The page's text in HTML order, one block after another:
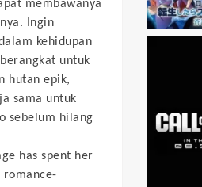
membawanya
Ingin
kehidupan
untuk
hutan epik,
sama untuk
sebelum hilang
has spent her